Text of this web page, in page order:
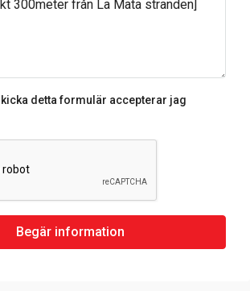
detta formulär accepterar jag
Begär information